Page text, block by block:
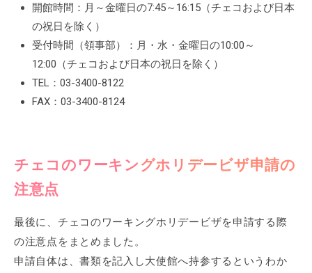
開館時間：月～金曜日の7:45～16:15（チェコおよび日本
の祝日を除く）
受付時間（領事部）：月・水・金曜日の10:00～
12:00（チェコおよび日本の祝日を除く）
TEL：03-3400-8122
FAX：03-3400-8124
チェコのワーキングホリデービザ申請の
注意点
最後に、チェコのワーキングホリデービザを申請する際
の注意点をまとめました。
申請自体は、書類を記入し大使館へ持参するというわか